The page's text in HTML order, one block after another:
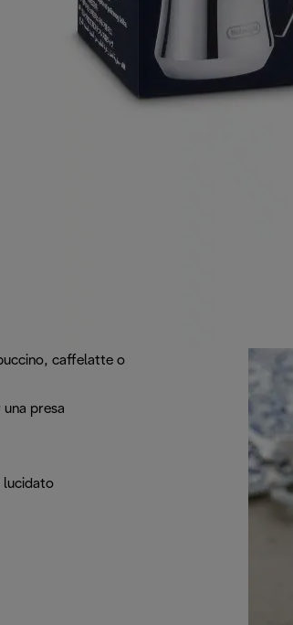
la tua latte art
di latte liscia e
caffelatte o
presa
lucidato